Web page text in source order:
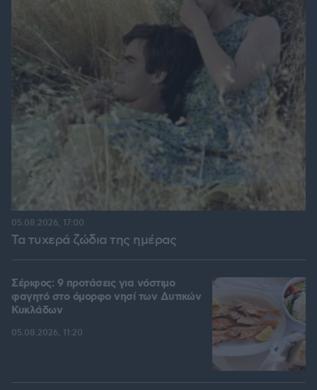
Τα τυχερά ζώδια της ημέρας
05.08.2026, 17:00
Σέριφος: 9 προτάσεις για νόστιμο
φαγητό στο όμορφο νησί των Δυτικών
Κυκλάδων
05.08.2026, 11:20